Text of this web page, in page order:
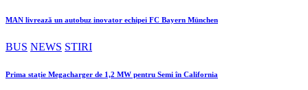
MAN livrează un autobuz inovator echipei FC Bayern München
BUS NEWS STIRI
Prima stație Megacharger de 1,2 MW pentru Semi în California